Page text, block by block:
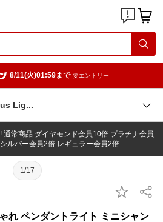
8/11(火)01:59まで 要エントリー
Lig
通常商品 ダイヤモンド会員10倍 プラチナ会員
ルバー会員2倍 レギュラー会員2倍
1/17
れ ペンダントライト ミニシャン